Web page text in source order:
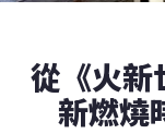
從《火新
新燃燒